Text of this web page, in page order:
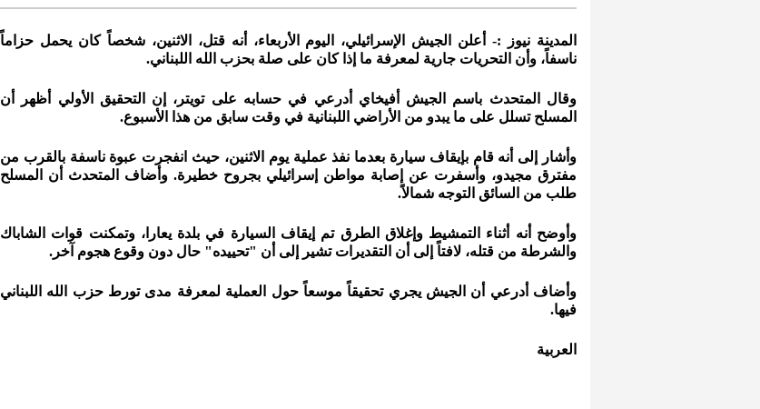
المدينة نيوز :- أعلن الجيش الإسرائيلي، اليوم الأربعاء، أنه قتل، الاثنين، شخصاً كان يحمل حزاماً
ناسفاً، وأن التحريات جارية لمعرفة ما إذا كان على صلة بحزب الله اللبناني.
وقال المتحدث باسم الجيش أفيخاي أدرعي في حسابه على تويتر، إن التحقيق الأولي أظهر أن
المسلح تسلل على ما يبدو من الأراضي اللبنانية في وقت سابق من هذا الأسبوع.
وأشار إلى أنه قام بإيقاف سيارة بعدما نفذ عملية يوم الاثنين، حيث انفجرت عبوة ناسفة بالقرب من
مفترق مجيدو، وأسفرت عن إصابة مواطن إسرائيلي بجروح خطيرة. وأضاف المتحدث أن المسلح
طلب من السائق التوجه شمالاً.
وأوضح أنه أثناء التمشيط وإغلاق الطرق تم إيقاف السيارة في بلدة يعارا، وتمكنت قوات الشاباك
والشرطة من قتله، لافتاً إلى أن التقديرات تشير إلى أن "تحييده" حال دون وقوع هجوم آخر.
وأضاف أدرعي أن الجيش يجري تحقيقاً موسعاً حول العملية لمعرفة مدى تورط حزب الله اللبناني
فيها.
العربية